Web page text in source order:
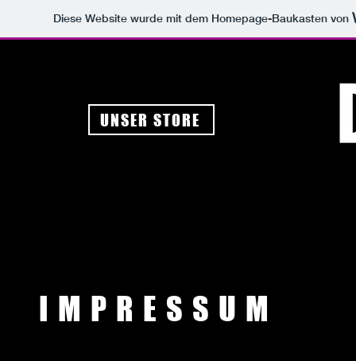
Diese Website wurde mit dem Homepage-Baukasten von
UNSER STORE
IMPRESSUM